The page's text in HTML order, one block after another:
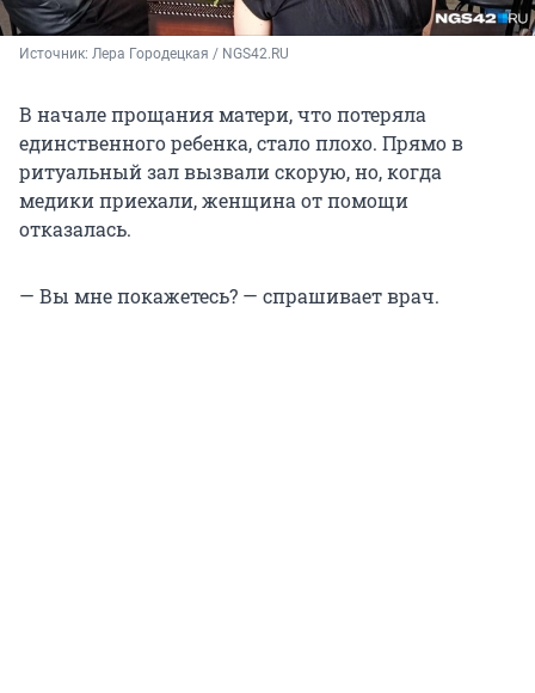
Источник: Лера Городецкая / NGS42.RU
В начале прощания матери, что потеряла
единственного ребенка, стало плохо. Прямо в
ритуальный зал вызвали скорую, но, когда
медики приехали, женщина от помощи
отказалась.
— Вы мне покажетесь? — спрашивает врач.